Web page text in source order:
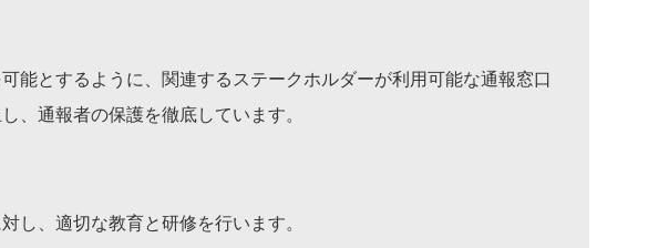
能とするように、関連するステークホルダーが利用可能な通報窓口
、通報者の保護を徹底しています。
し、適切な教育と研修を行います。